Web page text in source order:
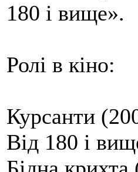
180 і вище».
Ролі в кіно:
Курсанти
Від 180 і